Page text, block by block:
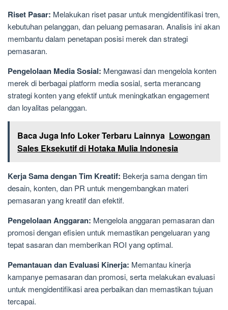
Riset Pasar: Melakukan riset pasar untuk mengidentifikasi tren,
kebutuhan pelanggan, dan peluang pemasaran. Analisis ini akan
membantu dalam penetapan posisi merek dan strategi
pemasaran.
Pengelolaan Media Sosial: Mengawasi dan mengelola konten
merek di berbagai platform media sosial, serta merancang
strategi konten yang efektif untuk meningkatkan engagement
dan loyalitas pelanggan.
Baca Juga Info Loker Terbaru Lainnya Lowongan
Sales Eksekutif di Hotaka Mulia Indonesia
Kerja Sama dengan Tim Kreatif: Bekerja sama dengan tim
desain, konten, dan PR untuk mengembangkan materi
pemasaran yang kreatif dan efektif.
Pengelolaan Anggaran: Mengelola anggaran pemasaran dan
promosi dengan efisien untuk memastikan pengeluaran yang
tepat sasaran dan memberikan ROI yang optimal.
Pemantauan dan Evaluasi Kinerja: Memantau kinerja
kampanye pemasaran dan promosi, serta melakukan evaluasi
untuk mengidentifikasi area perbaikan dan memastikan tujuan
tercapai.